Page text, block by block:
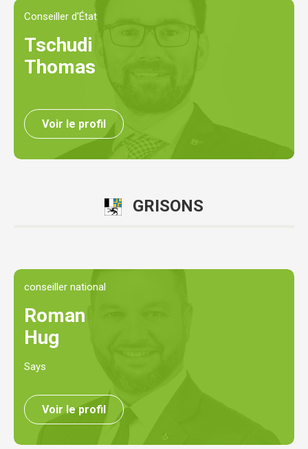
Conseiller d’État
Tschudi
Thomas
Voir le profil
GRISONS
conseiller national
Roman
Hug
Says
Voir le profil